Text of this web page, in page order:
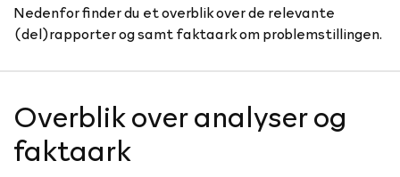
Nedenfor finder du et overblik over de relevante
(del)rapporter og samt faktaark om problemstillingen.
Overblik over analyser og
faktaark